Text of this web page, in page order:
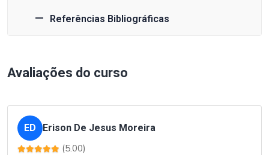
Referências Bibliográficas
Avaliações do curso
ED Erison De Jesus Moreira
(5.00)